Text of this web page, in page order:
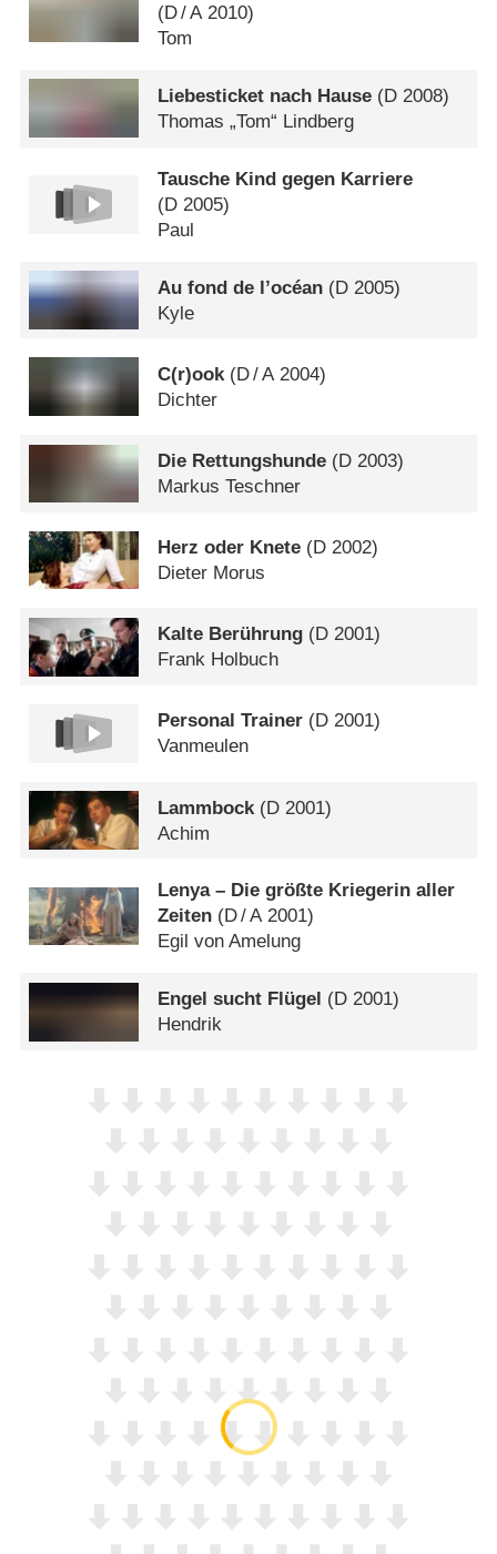
(D/A2010)
Tom
Liebesticket nach Hause (D 2008)
Thomas „Tom“ Lindberg
Tausche Kind gegen Karriere
(D 2005)
Paul
Au fond de l’océan (D 2005)
Kyle
C(r)ook (D/A 2004)
Dichter
Die Rettungshunde (D 2003)
Markus Teschner
Herz oder Knete (D 2002)
Dieter Morus
Kalte Berührung (D 2001)
Frank Holbuch
Personal Trainer (D 2001)
Vanmeulen
Lammbock (D 2001)
Achim
Lenya – Die größte Kriegerin aller
Zeiten (D/A2001)
Egil von Amelung
Engel sucht Flügel (D 2001)
Hendrik